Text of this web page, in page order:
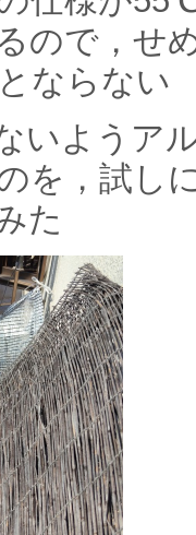
ので，せ
ならない
いようア
を，試し
た